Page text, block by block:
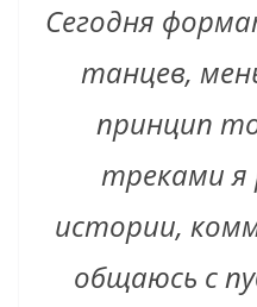
Сегодня
танцев,
принцип
треками я
истории,
общаюсь с